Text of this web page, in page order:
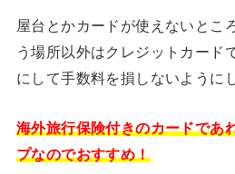
屋台とかカードが使えないとこ
う場所以外はクレジットカード
にして手数料を損しないように
海外旅行保険付きのカードであ
プなのでおすすめ！